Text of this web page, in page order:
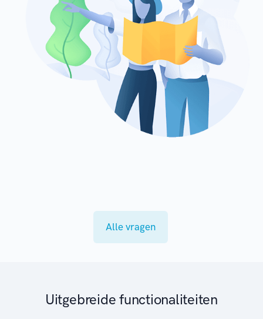
Alle vragen
Uitgebreide functionaliteiten